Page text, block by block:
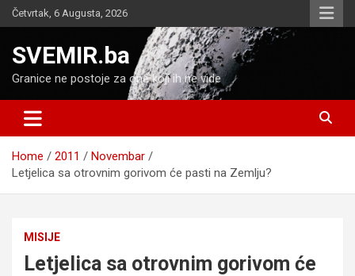
Skip
to
Četvrtak, 6 Augusta, 2026
SVEMIR.ba
Granice ne postoje za one koji ih ne vide
Home 2011
Novembar
Letjelica sa otrovnim gorivom će pasti na Zemlju?
MISIJE
Letjelica sa otrovnim gorivom će